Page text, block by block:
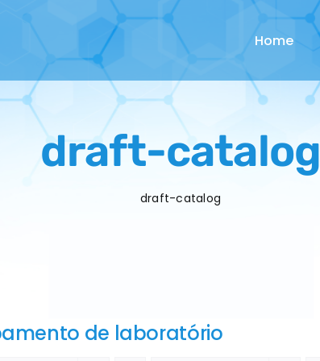
Home
draft-catalog
draft-catalog
de laboratório